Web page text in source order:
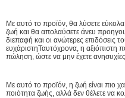
Με αυτό το προϊόν, θα λύσετε
ζωή και θα απολαύσετε άνευ
διεπαφή και οι ανώτερες επιδόσεις
ευχάριστηΤαυτόχρονα, η αξιόπιστη
πώληση, ώστε να μην έχετε
Με αυτό το προϊόν, η ζωή είναι πιο
ποιότητα ζωής, αλλά δεν θέλετε να